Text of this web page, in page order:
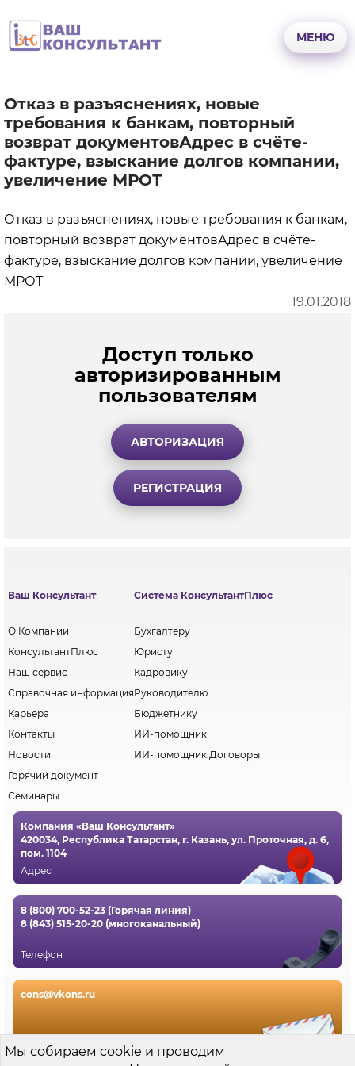
основному
МЕНЮ
Отказ в разъяснениях, новые
требования к банкам, повторный
возврат документовАдрес в счёте-
фактуре, взыскание долгов компании,
увеличение МРОТ
Отказ в разъяснениях, новые требования к банкам,
повторный возврат документовАдрес в счёте-
фактуре, взыскание долгов компании, увеличение
МРОТ
19.01.2018
Доступ только
авторизированным
пользователям
АВТОРИЗАЦИЯ
РЕГИСТРАЦИЯ
Ваш Консультант
О Компании
КонсультантПлюс
Наш сервис
Справочная информация
Карьера
Контакты
Новости
Горячий документ
Семинары
Система КонсультантПлюс
Бухгалтеру
Юристу
Кадровику
Руководителю
Бюджетнику
ИИ-помощник
ИИ-помощник.Договоры
Компания «Ваш Консультант»
420034, Республика Татарстан, г. Казань, ул. Проточная, д. 6,
пом. 1104
Адрес
8 (800) 700-52-23 (Горячая линия)
8 (843) 515-20-20 (многоканальный)
Телефон
cons@vkons.ru
Мы собираем cookie и проводим